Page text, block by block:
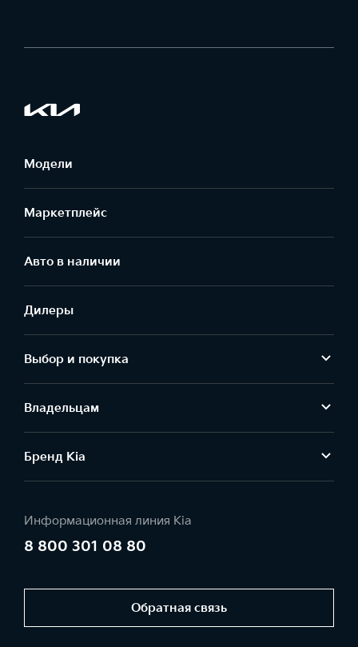
Модели
Маркетплейс
Aвто в наличии
Дилеры
Выбор и покупка
Владельцам
Бренд Kia
Информационная линия Kia
8 800 301 08 80
Обратная связь